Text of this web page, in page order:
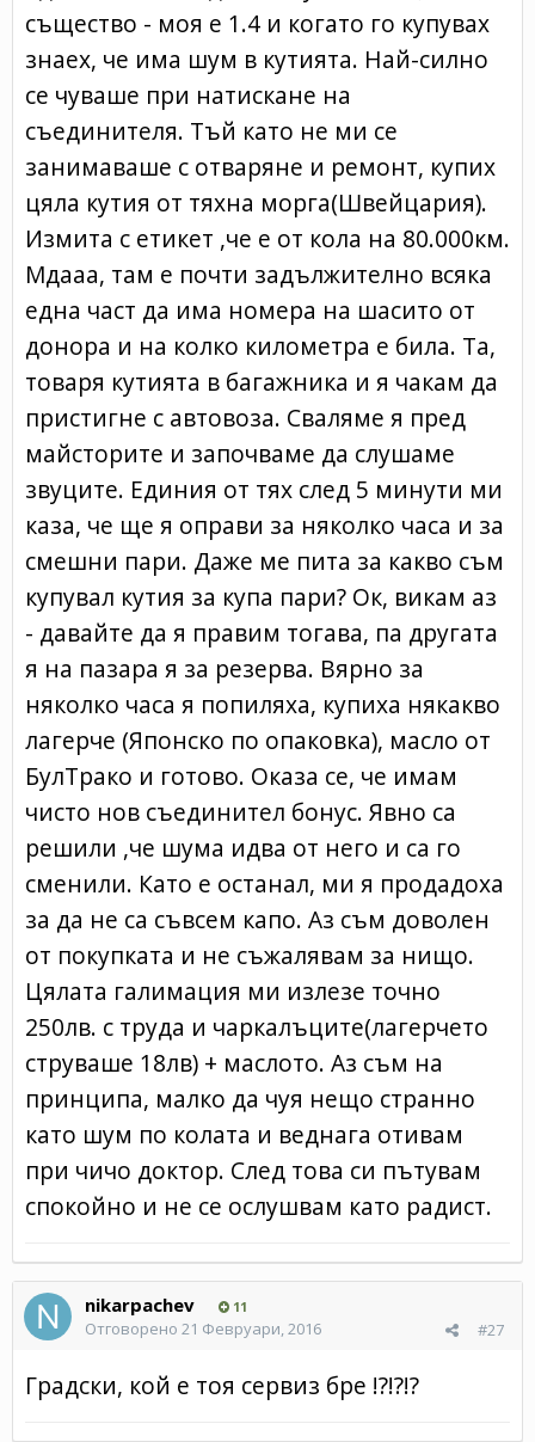
същество - моя е 1.4 и когато го купувах
знаех, че има шум в кутията. Най-силно
се чуваше при натискане на
съединителя. Тъй като не ми се
занимаваше с отваряне и ремонт, купих
цяла кутия от тяхна морга(Швейцария).
Измита с етикет ,че е от кола на 80.000км.
Мдааа, там е почти задължително всяка
една част да има номера на шасито от
донора и на колко километра е била. Та,
товаря кутията в багажника и я чакам да
пристигне с автовоза. Сваляме я пред
майсторите и започваме да слушаме
звуците. Единия от тях след 5 минути ми
каза, че ще я оправи за няколко часа и за
смешни пари. Даже ме пита за какво съм
купувал кутия за купа пари? Ок, викам аз
- давайте да я правим тогава, па другата
я на пазара я за резерва. Вярно за
няколко часа я попиляха, купиха някакво
лагерче (Японско по опаковка), масло от
БулТрако и готово. Оказа се, че имам
чисто нов съединител бонус. Явно са
решили ,че шума идва от него и са го
сменили. Като е останал, ми я продадоха
за да не са съвсем капо. Аз съм доволен
от покупката и не съжалявам за нищо.
Цялата галимация ми излезе точно
250лв. с труда и чаркалъците(лагерчето
струваше 18лв) + маслото. Аз съм на
принципа, малко да чуя нещо странно
като шум по колата и веднага отивам
при чичо доктор. След това си пътувам
спокойно и не се ослушвам като радист.
nikarpachev 11
#27
Отговорено 21 Февруари, 2016
Градски, кой е тоя сервиз бре !?!?!?